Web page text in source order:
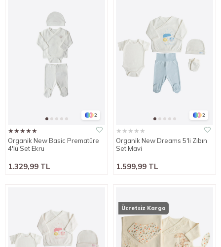
2
★★★★★
Organik New Basic Prematüre
4'lü Set Ekru
1.329,99 TL
2
★★★★★
Organik New Dreams 5'li Zıbın
Set Mavi
1.599,99 TL
Ücretsiz Kargo